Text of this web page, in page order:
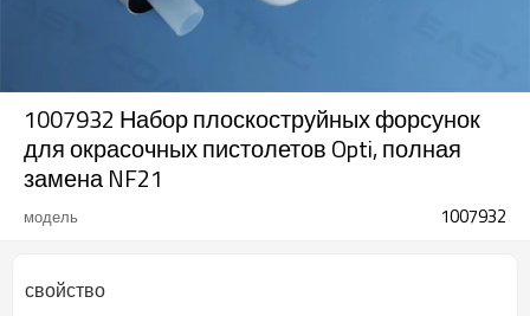
1007932 Набор плоскоструйных форсунок
для окрасочных пистолетов Opti, полная
замена NF21
модель 1007932
свойство